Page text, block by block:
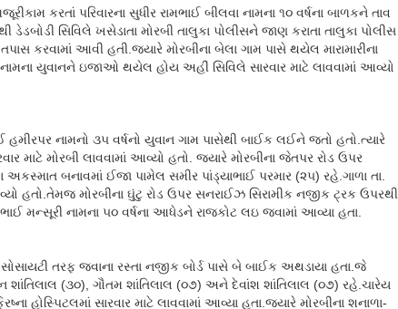
કરતાં પરિવારના સુધીર રામભાઈ બીલવા નામના ૧૦ વર્ષના બાળકને તાવ
સિવિલે ખસેડાતા મોરબી તાલુકા પોલીસને જાણ કરાતા તાલુકા પોલીસ
કરવામાં આવી હતી.જ્યારે મોરબીના બેલા ગામ પાસે થયેલ મારામારીના
યુવાનને ઇજાઓ થયેલ હોય અહીં સિવિલે સારવાર માટે લાવવામાં આવ્યો
નામનો ૩૫ વર્ષનો યુવાન ગામ પાસેથી બાઈક લઈને જતો હતો.ત્યારે
માટે મોરબી લાવવામાં આવ્યો હતો. જ્યારે મોરબીના જેતપર રોડ ઉપર
બનાવમાં ઈજા પામેલ સમીર પાંડ્યાભાઈ પરમાર (૨૫) રહે.ગાળા તા.
હતો.તેમજ મોરબીના ઘુંટુ રોડ ઉપર સનરાઈઝ સિરામીક નજીક ટ્રક ઉપરથી
મન્સૂરી નામના ૫૦ વર્ષના આધેડને રાજકોટ લઇ જવામાં આવ્યા હતા.
સોસાયટી તરફ જવાના રસ્તા નજીક બોર્ડ પાસે બે બાઈક અથડાયા હતા.જે
શાંતિલાલ (૩૦), ગૌતમ શાંતિલાલ (૦૭) અને દેવાંશ શાંતિલાલ (૦૭) રહે.ચારેય
હોસ્પિટલમાં સારવાર માટે લાવવામાં આવ્યા હતા.જ્યારે મોરબીના શનાળા-